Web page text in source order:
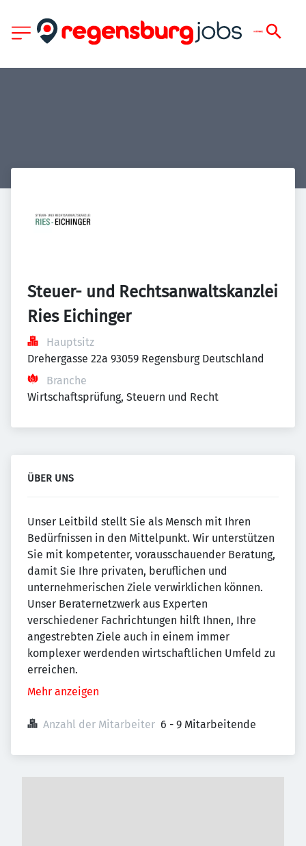
Steuer- und Rechtsanwaltskanzlei
Ries Eichinger
Hauptsitz
Drehergasse 22a 93059 Regensburg Deutschland
Branche
Wirtschaftsprüfung, Steuern und Recht
ÜBER UNS
Unser Leitbild stellt Sie als Mensch mit Ihren
Bedürfnissen in den Mittelpunkt. Wir unterstützen
Sie mit kompetenter, vorausschauender Beratung,
damit Sie Ihre privaten, beruflichen und
unternehmerischen Ziele verwirklichen können.
Unser Beraternetzwerk aus Experten
verschiedener Fachrichtungen hilft Ihnen, Ihre
angestrebten Ziele auch in einem immer
komplexer werdenden wirtschaftlichen Umfeld zu
erreichen.
Mehr anzeigen
Anzahl der Mitarbeiter 6 - 9 Mitarbeitende